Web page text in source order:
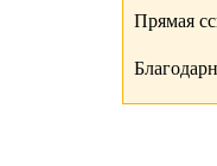
Прямая